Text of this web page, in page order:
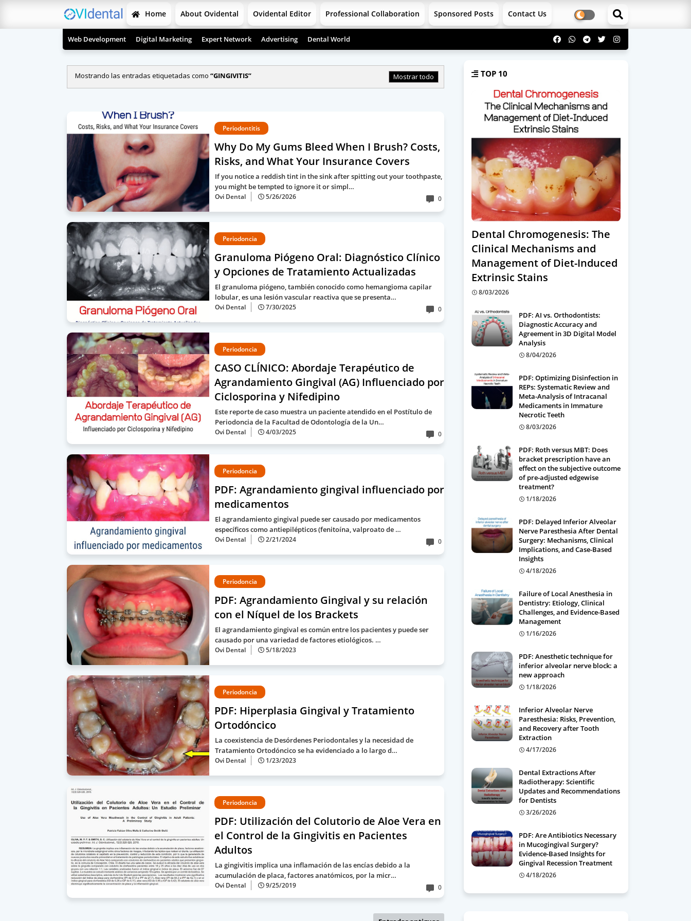
Home About Ovidental Ovidental Editor Professional Collaboration Sponsored Posts Contact Us
Web Development Digital Marketing Expert Network Advertising Dental World
Mostrando las entradas etiquetadas como GINGIVITIS Mostrar todo
Periodontitis
Why Do My Gums Bleed When I Brush? Costs,
Risks, and What Your Insurance Covers
If you notice a reddish tint in the sink after spitting out your toothpaste,
you might be tempted to ignore it or simpl…
Ovi Dental 5/26/2026 0
Periodoncia
Granuloma Piógeno Oral: Diagnóstico Clínico
y Opciones de Tratamiento Actualizadas
El granuloma piógeno, también conocido como hemangioma capilar
lobular, es una lesión vascular reactiva que se presenta…
Ovi Dental 7/30/2025 0
Periodoncia
CASO CLÍNICO: Abordaje Terapéutico de
Agrandamiento Gingival (AG) Influenciado por
Ciclosporina y Nifedipino
Este reporte de caso muestra un paciente atendido en el Postítulo de
Periodoncia de la Facultad de Odontología de la Un…
Ovi Dental 4/03/2025 0
Periodoncia
PDF: Agrandamiento gingival influenciado por
medicamentos
El agrandamiento gingival puede ser causado por medicamentos
específicos como antiepilépticos (fenitoína, valproato de …
Ovi Dental 2/21/2024 0
Periodoncia
PDF: Agrandamiento Gingival y su relación
con el Níquel de los Brackets
El agrandamiento gingival es común entre los pacientes y puede ser
causado por una variedad de factores etiológicos. …
Ovi Dental 5/18/2023
Periodoncia
PDF: Hiperplasia Gingival y Tratamiento
Ortodóncico
La coexistencia de Desórdenes Periodontales y la necesidad de
Tratamiento Ortodóncico se ha evidenciado a lo largo d…
Ovi Dental 1/23/2023
Periodoncia
PDF: Utilización del Colutorio de Aloe Vera en
el Control de la Gingivitis en Pacientes
Adultos
La gingivitis implica una inflamación de las encías debido a la
acumulación de placa, factores anatómicos, por la micr…
Ovi Dental 9/25/2019 0
TOP 10
Dental Chromogenesis: The
Clinical Mechanisms and
Management of Diet-Induced
Extrinsic Stains
8/03/2026
PDF: AI vs. Orthodontists:
Diagnostic Accuracy and
Agreement in 3D Digital Model
Analysis
8/04/2026
PDF: Optimizing Disinfection in
REPs: Systematic Review and
Meta-Analysis of Intracanal
Medicaments in Immature
Necrotic Teeth
8/03/2026
PDF: Roth versus MBT: Does
bracket prescription have an
effect on the subjective outcome
of pre-adjusted edgewise
treatment?
1/18/2026
PDF: Delayed Inferior Alveolar
Nerve Paresthesia After Dental
Surgery: Mechanisms, Clinical
Implications, and Case-Based
Insights
4/18/2026
Failure of Local Anesthesia in
Dentistry: Etiology, Clinical
Challenges, and Evidence-Based
Management
1/16/2026
PDF: Anesthetic technique for
inferior alveolar nerve block: a
new approach
1/18/2026
Inferior Alveolar Nerve
Paresthesia: Risks, Prevention,
and Recovery after Tooth
Extraction
4/17/2026
Dental Extractions After
Radiotherapy: Scientific
Updates and Recommendations
for Dentists
3/26/2026
PDF: Are Antibiotics Necessary
in Mucogingival Surgery?
Evidence-Based Insights for
Gingival Recession Treatment
4/18/2026